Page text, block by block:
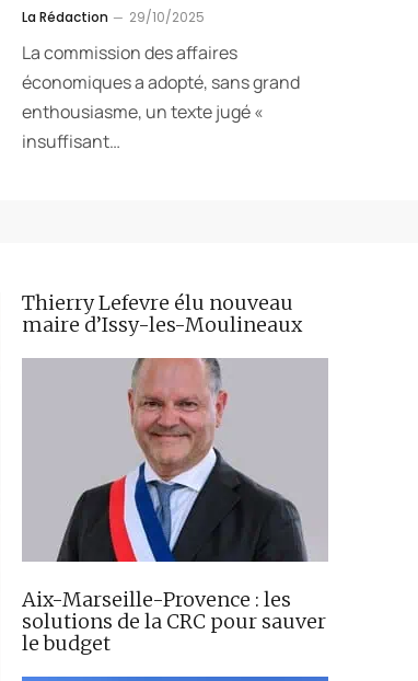
La Rédaction 29/10/2025
La commission des affaires
économiques a adopté, sans grand
enthousiasme, un texte jugé «
insuffisant…
Thierry Lefevre élu nouveau
maire d’Issy-les-Moulineaux
Aix-Marseille-Provence : les
solutions de la CRC pour sauver
le budget